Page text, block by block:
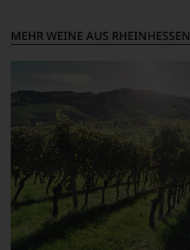
Wein
Sie
können.
Natürlich
müssen
Sie
Zukunft
auf
R.
Parker
&
Co,
nicht
MEHR WEINE AUS RHEINHESSEN